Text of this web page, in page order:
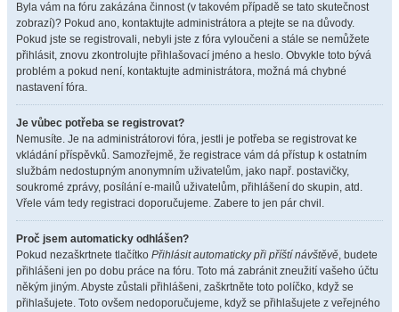
Byla vám na fóru zakázána činnost (v takovém případě se tato skutečnost
zobrazí)? Pokud ano, kontaktujte administrátora a ptejte se na důvody.
Pokud jste se registrovali, nebyli jste z fóra vyloučeni a stále se nemůžete
přihlásit, znovu zkontrolujte přihlašovací jméno a heslo. Obvykle toto bývá
problém a pokud není, kontaktujte administrátora, možná má chybné
nastavení fóra.
Je vůbec potřeba se registrovat?
Nemusíte. Je na administrátorovi fóra, jestli je potřeba se registrovat ke
vkládání příspěvků. Samozřejmě, že registrace vám dá přístup k ostatním
službám nedostupným anonymním uživatelům, jako např. postavičky,
soukromé zprávy, posílání e-mailů uživatelům, přihlášení do skupin, atd.
Vřele vám tedy registraci doporučujeme. Zabere to jen pár chvil.
Proč jsem automaticky odhlášen?
Pokud nezaškrtnete tlačítko Přihlásit automaticky při příští návštěvě, budete
přihlášeni jen po dobu práce na fóru. Toto má zabránit zneužití vašeho účtu
někým jiným. Abyste zůstali přihlášeni, zaškrtněte toto políčko, když se
přihlašujete. Toto ovšem nedoporučujeme, když se přihlašujete z veřejného